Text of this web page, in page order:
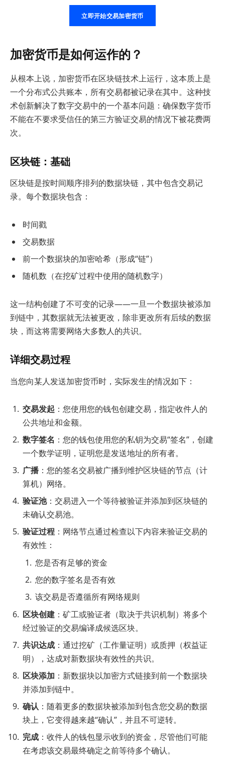
立即开始交易加密货币
加密货币是如何运作的？
从根本上说，加密货币在区块链技术上运行，这本质上是
一个分布式公共账本，所有交易都被记录在其中。这种技
术创新解决了数字交易中的一个基本问题：确保数字货币
不能在不要求受信任的第三方验证交易的情况下被花费两
次。
区块链：基础
区块链是按时间顺序排列的数据块链，其中包含交易记
录。每个数据块包含：
时间戳
交易数据
前一个数据块的加密哈希（形成“链”）
随机数（在挖矿过程中使用的随机数字）
这一结构创建了不可变的记录——一旦一个数据块被添加
到链中，其数据就无法被更改，除非更改所有后续的数据
块，而这将需要网络大多数人的共识。
详细交易过程
当您向某人发送加密货币时，实际发生的情况如下：
交易发起 ：您使用您的钱包创建交易，指定收件人的
公共地址和金额。
数字签名 ：您的钱包使用您的私钥为交易“签名”，创建
一个数学证明，证明您是发送地址的所有者。
广播 ：您的签名交易被广播到维护区块链的节点（计
算机）网络。
验证池：交易进入一个等待被验证并添加到区块链的
未确认交易池。
验证过程：网络节点通过检查以下内容来验证交易的
有效性：
您是否有足够的资金
您的数字签名是否有效
该交易是否遵循所有网络规则
区块创建 ：矿工或验证者（取决于共识机制）将多个
经过验证的交易编译成候选区块。
共识达成 ：通过挖矿（工作量证明）或质押（权益证
明），达成对新数据块有效性的共识。
区块添加 ：新数据块以加密方式链接到前一个数据块
并添加到链中。
确认 ：随着更多的数据块被添加到包含您交易的数据
块上，它变得越来越“确认”，并且不可逆转。
完成 ：收件人的钱包显示收到的资金，尽管他们可能
在考虑该交易最终确定之前等待多个确认。